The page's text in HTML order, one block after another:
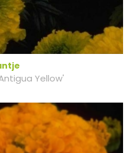
Yellow'